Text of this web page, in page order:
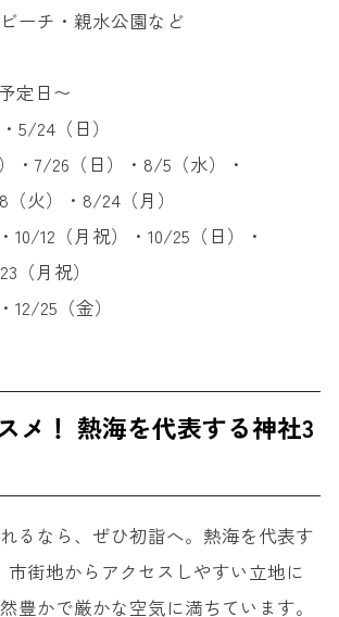
ーチ・親水公園など
定日〜
5/24（日）
・7/26（日）・8/5（水）・
火）・8/24（月）
10/12（月祝）・10/25（日）・
（月祝）
12/25（金）
メ！ 熱海を代表する神社3
るなら、ぜひ初詣へ。熱海を代表す
市街地からアクセスしやすい立地に
豊かで厳かな空気に満ちています。